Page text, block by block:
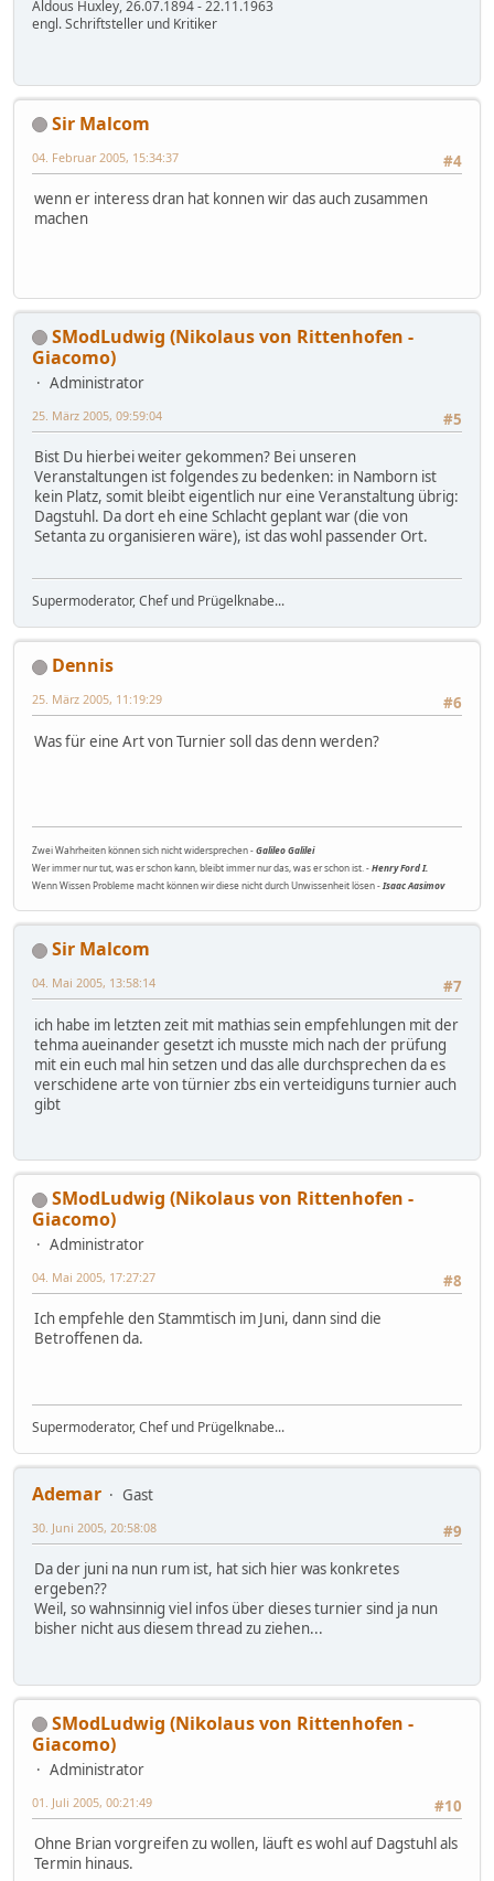
Aldous Huxley, 26.07.1894 - 22.11.1963
engl. Schriftsteller und Kritiker
Sir Malcom
#4
04. Februar 2005, 15:34:37
wenn er interess dran hat konnen wir das auch zusammen
machen
SModLudwig (Nikolaus von Rittenhofen -
Giacomo)
Administrator
#5
25. März 2005, 09:59:04
Bist Du hierbei weiter gekommen? Bei unseren
Veranstaltungen ist folgendes zu bedenken: in Namborn ist
kein Platz, somit bleibt eigentlich nur eine Veranstaltung übrig:
Dagstuhl. Da dort eh eine Schlacht geplant war (die von
Setanta zu organisieren wäre), ist das wohl passender Ort.
Supermoderator, Chef und Prügelknabe...
Dennis
#6
25. März 2005, 11:19:29
Was für eine Art von Turnier soll das denn werden?
Zwei Wahrheiten können sich nicht widersprechen -Galileo Galilei
Wer immer nur tut, was er schon kann, bleibt immer nur das, was er schon ist. -Henry Ford I.
Wenn Wissen Probleme macht können wir diese nicht durch Unwissenheit lösen -Isaac Aasimov
Sir Malcom
#7
04. Mai 2005, 13:58:14
ich habe im letzten zeit mit mathias sein empfehlungen mit der
tehma aueinander gesetzt ich musste mich nach der prüfung
mit ein euch mal hin setzen und das alle durchsprechen da es
verschidene arte von türnier zbs ein verteidiguns turnier auch
gibt
SModLudwig (Nikolaus von Rittenhofen -
Giacomo)
Administrator
#8
04. Mai 2005, 17:27:27
Ich empfehle den Stammtisch im Juni, dann sind die
Betroffenen da.
Supermoderator, Chef und Prügelknabe...
Ademar
Gast
#9
30. Juni 2005, 20:58:08
Da der juni na nun rum ist, hat sich hier was konkretes
ergeben??
Weil, so wahnsinnig viel infos über dieses turnier sind ja nun
bisher nicht aus diesem thread zu ziehen...
SModLudwig (Nikolaus von Rittenhofen -
Giacomo)
Administrator
#10
01. Juli 2005, 00:21:49
Ohne Brian vorgreifen zu wollen, läuft es wohl auf Dagstuhl als
Termin hinaus.